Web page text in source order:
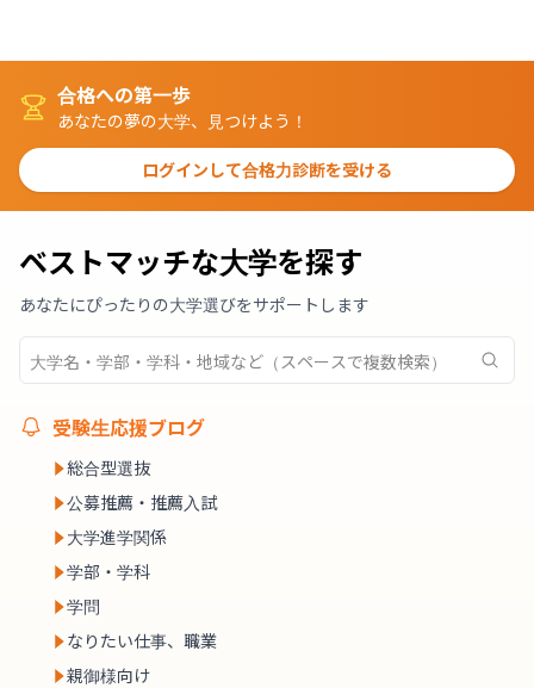
合格への第一歩
あなたの夢の大学、見つけよう！
ログインして合格力診断を受ける
ベストマッチな大学を探す
あなたにぴったりの大学選びをサポートします
受験生応援ブログ
総合型選抜
公募推薦・推薦入試
大学進学関係
学部・学科
学問
なりたい仕事、職業
親御様向け